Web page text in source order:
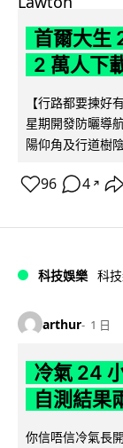
首爾大生
2 萬人下
【行路都要揀
星期開發防曬導
陽仰角及行道樹
96 4 ↗
科技娛樂 科
arthur 1 日
冷氣 24
自測結果
你信唔信冷氣長